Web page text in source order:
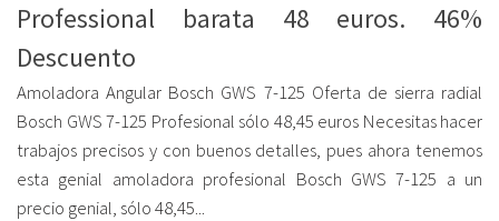
Professional barata 48 euros. 46%
Descuento
Amoladora Angular Bosch GWS 7-125 Oferta de sierra radial
Bosch GWS 7-125 Profesional sólo 48,45 euros Necesitas hacer
trabajos precisos y con buenos detalles, pues ahora tenemos
esta genial amoladora profesional Bosch GWS 7-125 a un
precio genial, sólo 48,45...